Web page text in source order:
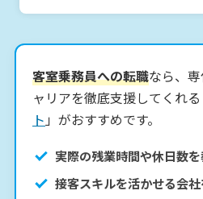
客室乗務員への転職なら、
ャリアを徹底支援してくれ
ト 」がおすすめです。
実際の残業時間や休日数
接客スキルを活かせる会